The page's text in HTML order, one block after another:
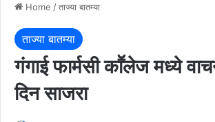
Home /ताज्या बातम्या
ताज्या बातम्या
गंगाई फार्मसी काॕलेज मध्ये
दिन साजरा